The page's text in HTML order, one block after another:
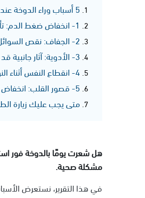
5 أسباب وراء الدوخة عند الاستيقاظ
1- انخفاض ضغط الدم: تأثير وضعية النوم
2- الجفاف: نقص السوائل يسبب الدوخة
3- الأدوية: آثار جانبية قد تكون السبب
4- انقطاع النفس أثناء النوم: أثر نقص الأوكسجين
5- قصور القلب: انخفاض تدفق الدم يؤدي إلى دوخة
متى يجب عليك زيارة
هل شعرت يومًا بالدوخة فور
مشكلة صحية.
في هذا التقرير، نستعرض